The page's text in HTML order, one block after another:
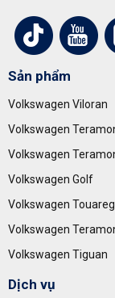
Sản phẩm
Volkswagen Viloran
Volkswagen
Volkswagen
Volkswagen Golf
Volkswagen Touareg
Volkswagen
Volkswagen Tiguan
Dịch vụ